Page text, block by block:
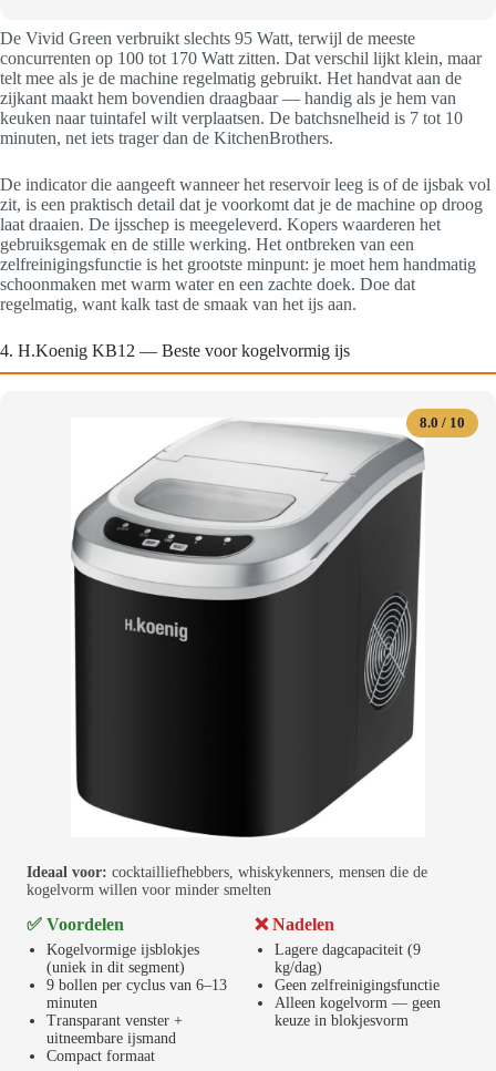
De Vivid Green verbruikt slechts 95 Watt, terwijl de meeste
concurrenten op 100 tot 170 Watt zitten. Dat verschil lijkt klein, maar
telt mee als je de machine regelmatig gebruikt. Het handvat aan de
zijkant maakt hem bovendien draagbaar — handig als je hem van
keuken naar tuintafel wilt verplaatsen. De batchsnelheid is 7 tot 10
minuten, net iets trager dan de KitchenBrothers.
De indicator die aangeeft wanneer het reservoir leeg is of de ijsbak vol
zit, is een praktisch detail dat je voorkomt dat je de machine op droog
laat draaien. De ijsschep is meegeleverd. Kopers waarderen het
gebruiksgemak en de stille werking. Het ontbreken van een
zelfreinigingsfunctie is het grootste minpunt: je moet hem handmatig
schoonmaken met warm water en een zachte doek. Doe dat
regelmatig, want kalk tast de smaak van het ijs aan.
4. H.Koenig KB12 — Beste voor kogelvormig ijs
8.0 / 10
Ideaal voor: cocktailliefhebbers, whiskykenners, mensen die de
kogelvorm willen voor minder smelten
✅ Voordelen
Kogelvormige ijsblokjes
(uniek in dit segment)
9 bollen per cyclus van 6–13
minuten
Transparant venster +
uitneembare ijsmand
Compact formaat
❌ Nadelen
Lagere dagcapaciteit (9
kg/dag)
Geen zelfreinigingsfunctie
Alleen kogelvorm — geen
keuze in blokjesvorm